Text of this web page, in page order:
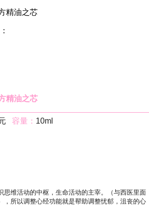
精油之芯
精油之芯
容量： 10ml
思维活动的中枢，生命活动的主宰。（与西医里面
，所以调整心经功能就是帮助调整忧郁，沮丧的心